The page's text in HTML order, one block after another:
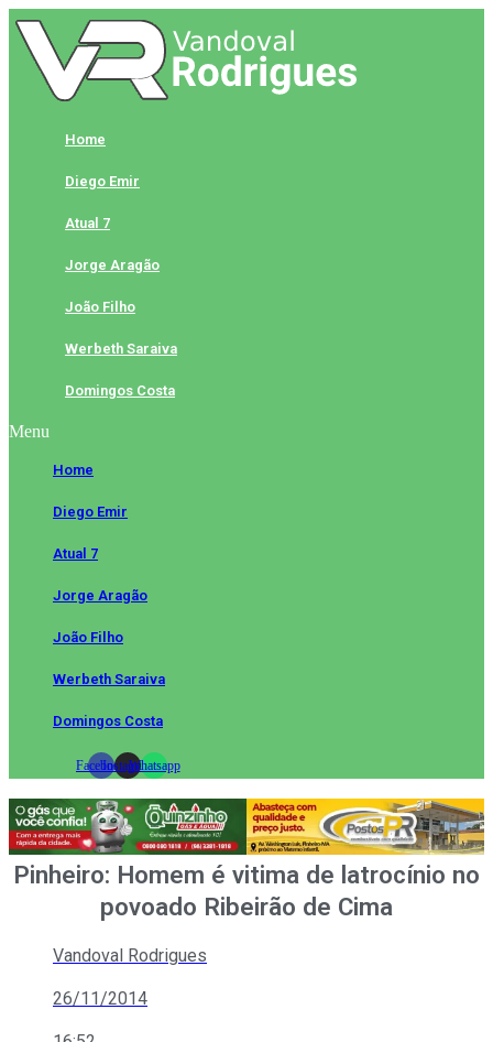
Skip
to
content
Home
Diego Emir
Atual 7
Jorge Aragão
João Filho
Werbeth Saraiva
Domingos Costa
Menu
Home
Diego Emir
Atual 7
Jorge Aragão
João Filho
Werbeth Saraiva
Domingos Costa
FacebookInstagramWhatsapp
Pinheiro: Homem é vitima de latrocínio no
povoado Ribeirão de Cima
Vandoval Rodrigues
26/11/2014